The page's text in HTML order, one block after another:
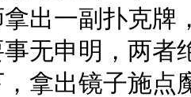
拿出一副扑克牌
无申明，两者
拿出镜子施点